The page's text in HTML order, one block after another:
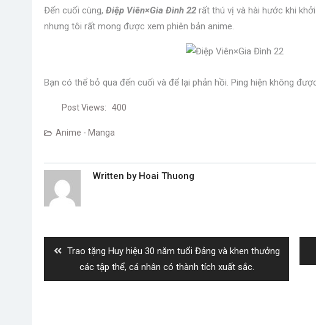
Đến cuối cùng, Điệp Viên×Gia Đình 22 rất thú vị và hài hước khi
nhưng tôi rất mong được xem phiên bản anime.
Bạn có thể bỏ qua đến cuối và để lại phản hồi. Ping hiện không
Post Views: 400
Anime - Manga
Written by Hoai Thuong
Previous
post:
Trao tặng Huy hiệu 30 năm tuổi Đảng và khen thưởng
các tập thể, cá nhân có thành tích xuất sắc.